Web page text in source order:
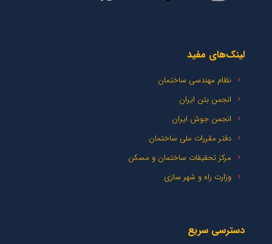
لینک‌های مفید
نظام مهندسی ساختمان
انجمن بتن ایران
انجمن جوش ایران
دفتر مقررات ملی ساختمان
مرکز تحقیقات ساختمان و مسکن
وزارت راه و شهر سازی
دسترسی سریع